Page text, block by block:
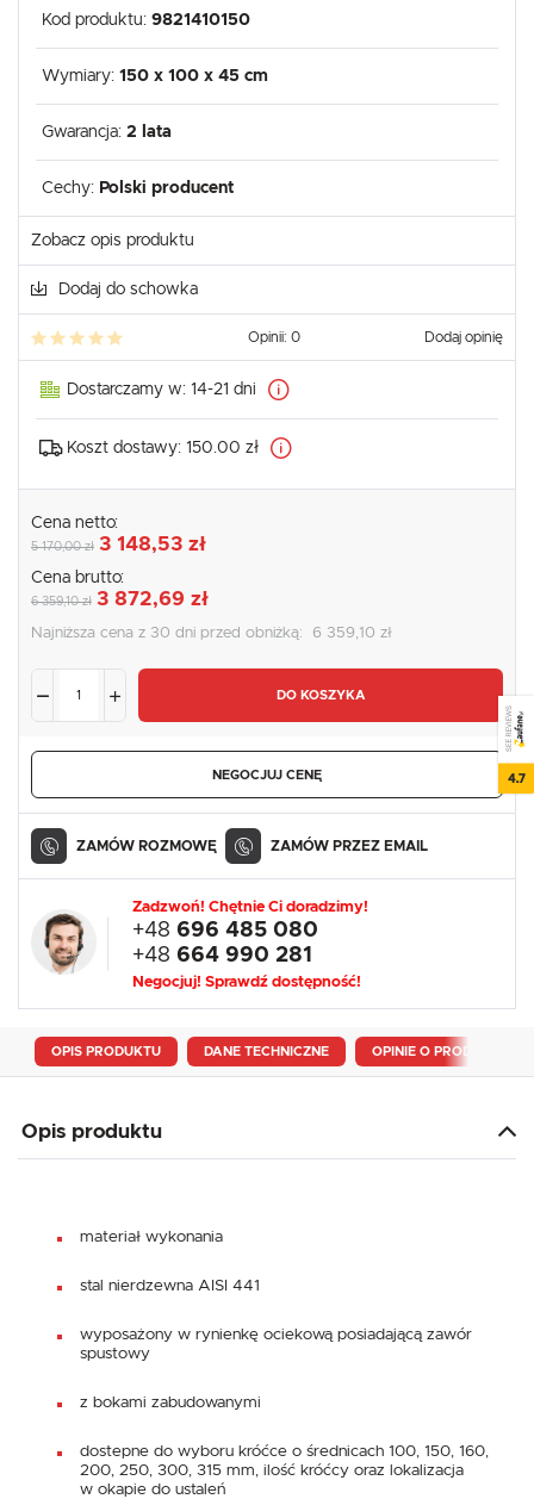
Kod produktu: 9821410150
Wymiary: 150 x 100 x 45 cm
Gwarancja: 2 lata
Cechy: Polski producent
Zobacz opis produktu
Dodaj do schowka
Opinii: 0 Dodaj opinię
Dostarczamy w: 14-21 dni
Koszt dostawy: 150.00 zł
Cena netto:
5 170,00 zł 3 148,53 zł
Cena brutto:
6 359,10 zł 3 872,69 zł
Najniższa cena z 30 dni przed obniżką: 6 359,10 zł
DO KOSZYKA
NEGOCJUJ CENĘ
ZAMÓW ROZMOWĘ ZAMÓW PRZEZ EMAIL
Zadzwoń! Chętnie Ci doradzimy!
+48 696 485 080
+48 664 990 281
Negocjuj! Sprawdź dostępność!
OPIS PRODUKTU DANE TECHNICZNE OPINIE O PRODUKCIE
Opis produktu
materiał wykonania
stal nierdzewna AISI 441
wyposażony w rynienkę ociekową posiadającą zawór
spustowy
z bokami zabudowanymi
dostepne do wyboru króćce o średnicach 100, 150, 160,
200, 250, 300, 315 mm, ilość króćcy oraz lokalizacja
w okapie do ustaleń
SEE REVIEWS
4.7